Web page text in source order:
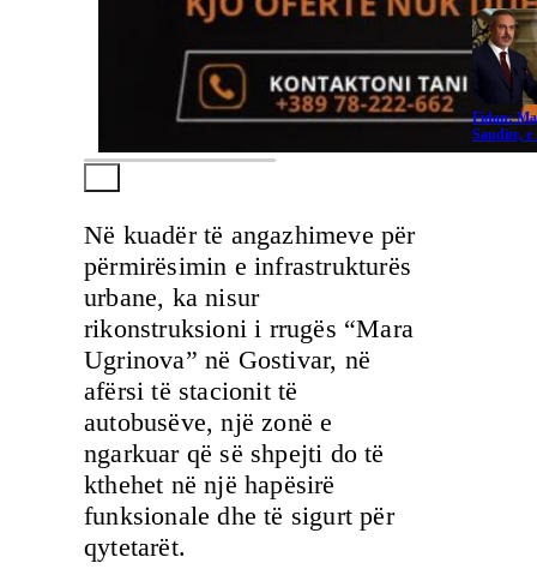
Në kuadër të angazhimeve për
përmirësimin e infrastrukturës
urbane, ka nisur
rikonstruksioni i rrugës “Mara
Ugrinova” në Gostivar, në
afërsi të stacionit të
autobusëve, një zonë e
ngarkuar që së shpejti do të
kthehet në një hapësirë
funksionale dhe të sigurt për
qytetarët.
Fidan:
Saudite,